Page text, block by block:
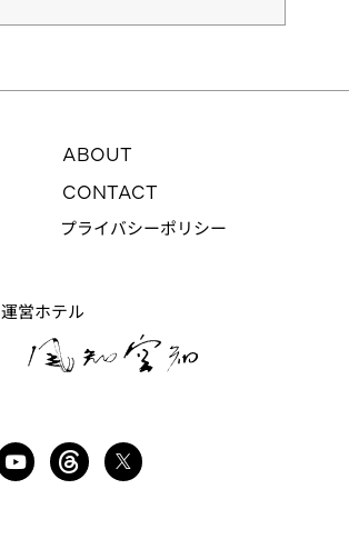
ABOUT
CONTACT
プライバシーポリシー
運営ホテル